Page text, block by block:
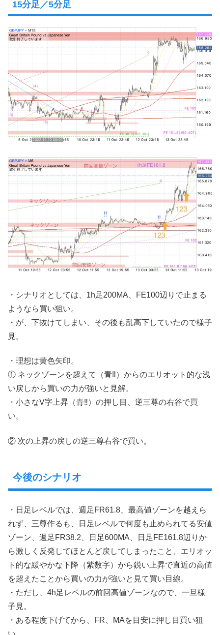
15分足／5分足
・シナリオとしては、1h足200MA、FE100辺りで止まる
ようなら買い狙い。
・が、下抜けてしまい、その後も乱高下していたので様子
見。
・理想は黄色矢印。
① ネックゾーンを超えて（青‼︎）からのエリオット的な浅
い戻しから買いの力が強いと見解。
・小さなV字上昇（青‼︎）の押し目、逆三尊の右谷で買
い。
② 次の上昇の戻しの逆三尊右谷で買い。
今後のシナリオ
・日足レベルでは、週足FR61.8、最高値ゾーンを越えら
れず、三尊作るも、日足レベルで何度も止められてる安値
ゾーン、週足FR38.2、日足600MA、日足FE161.8辺りか
ら激しく反発してほとんど戻してしまったこと、エリオッ
ト的な緩やかな下降（紫数字）から鋭い上昇で直近の高値
を超えたことから買いの力が強いと見て買い目線。
・ただし、4h足レベルの前回高値ゾーンなので、一旦様
子見。
・ある程度下げてから、FR、MAを目安に押し目買い狙